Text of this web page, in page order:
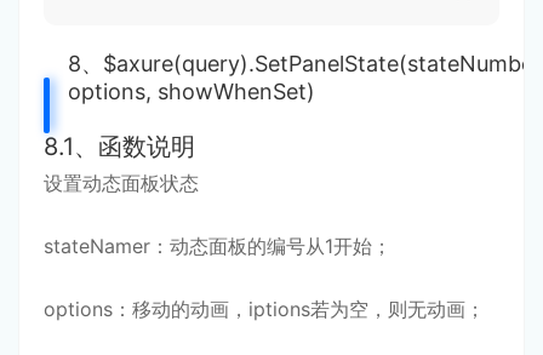
8、
options, showWhenSet)
8.1、函数说明
设置动态面板状态
stateNamer：动态面板的编号从1开始；
options：移动的动画，iptions若为空，则无动画；